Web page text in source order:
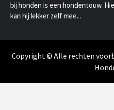
bij honden is een hondentouw.
kan hij lekker zelf mee...
Copyright © Alle rechten